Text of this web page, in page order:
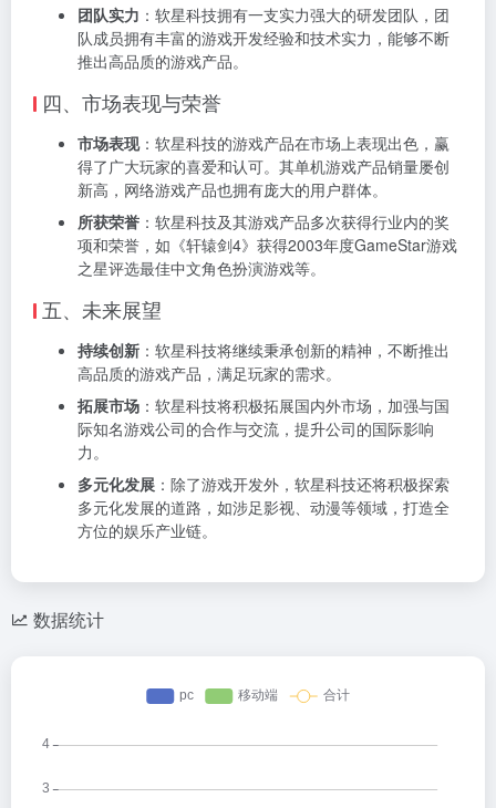
团队实力 ：软星科技拥有一支实力强大的研发团队，团
队成员拥有丰富的游戏开发经验和技术实力，能够不断
推出高品质的游戏产品。
四、市场表现与荣誉
市场表现：软星科技的游戏产品在市场上表现出色，赢
得了广大玩家的喜爱和认可。其单机游戏产品销量屡创
新高，网络游戏产品也拥有庞大的用户群体。
所获荣誉 ：软星科技及其游戏产品多次获得行业内的奖
项和荣誉，如《轩辕剑4》获得2003年度GameStar游戏
之星评选最佳中文角色扮演游戏等。
五、未来展望
持续创新 ：软星科技将继续秉承创新的精神，不断推出
高品质的游戏产品，满足玩家的需求。
拓展市场 ：软星科技将积极拓展国内外市场，加强与国
际知名游戏公司的合作与交流，提升公司的国际影响
力。
多元化发展 ：除了游戏开发外，软星科技还将积极探索
多元化发展的道路，如涉足影视、动漫等领域，打造全
方位的娱乐产业链。
数据统计